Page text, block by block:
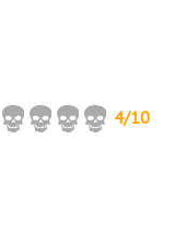
4/10